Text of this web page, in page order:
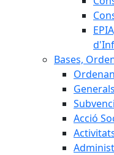
Bases,
Generals
Acció